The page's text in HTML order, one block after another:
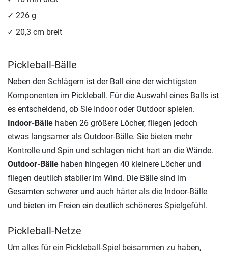
226 g
20,3 cm breit
Pickleball-Bälle
Neben den Schlägern ist der Ball eine der wichtigsten
Komponenten im Pickleball. Für die Auswahl eines Balls ist
es entscheidend, ob Sie Indoor oder Outdoor spielen.
Indoor-Bälle haben 26 größere Löcher, fliegen jedoch
etwas langsamer als Outdoor-Bälle. Sie bieten mehr
Kontrolle und Spin und schlagen nicht hart an die Wände.
Outdoor-Bälle haben hingegen 40 kleinere Löcher und
fliegen deutlich stabiler im Wind. Die Bälle sind im
Gesamten schwerer und auch härter als die Indoor-Bälle
und bieten im Freien ein deutlich schöneres Spielgefühl.
Pickleball-Netze
Um alles für ein Pickleball-Spiel beisammen zu haben,